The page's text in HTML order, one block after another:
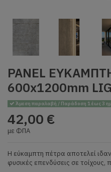
PANEL
600x1200mm
Άμεση παραλαβή / Παράδοση 1 έως 3
42,00 €
με ΦΠΑ
Η εύκαμπτη πέτρα αποτελεί
φυσικές επενδύσεις σε τοίχους,